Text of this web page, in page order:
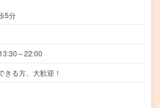
5分
～22:00
きる方、大歓迎！